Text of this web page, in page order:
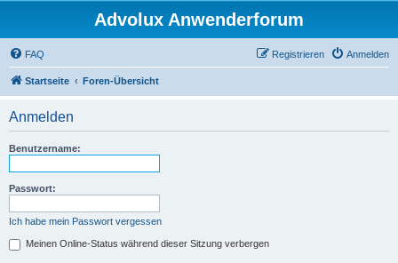
Advolux Anwenderforum
FAQ Anmelden
Registrieren
Startseite Foren-Übersicht
Anmelden
Benutzername:
Passwort:
Ich habe mein Passwort vergessen
Meinen Online-Status während dieser Sitzung verbergen